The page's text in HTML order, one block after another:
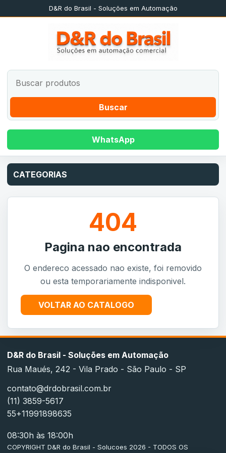
D&R do Brasil - Soluções em Automação
Buscar
WhatsApp
CATEGORIAS
404
Pagina nao encontrada
O endereco acessado nao existe, foi removido
ou esta temporariamente indisponivel.
VOLTAR AO CATALOGO
D&R do Brasil - Soluções em Automação
Rua Maués, 242 - Vila Prado - São Paulo - SP
contato@drdobrasil.com.br
(11) 3859-5617
55+11991898635
08:30h às 18:00h
COPYRIGHT D&R do Brasil - Solucoes 2026 - TODOS OS